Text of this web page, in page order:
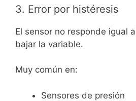
3. Error por histéresis
El sensor no responde igual
bajar la variable.
Muy común en:
Sensores de presión